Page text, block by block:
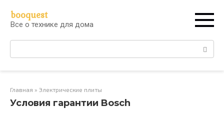
контенту
booquest
Все о технике для дома
Поиск:
Главная » Электрические плиты
Условия гарантии Bosch